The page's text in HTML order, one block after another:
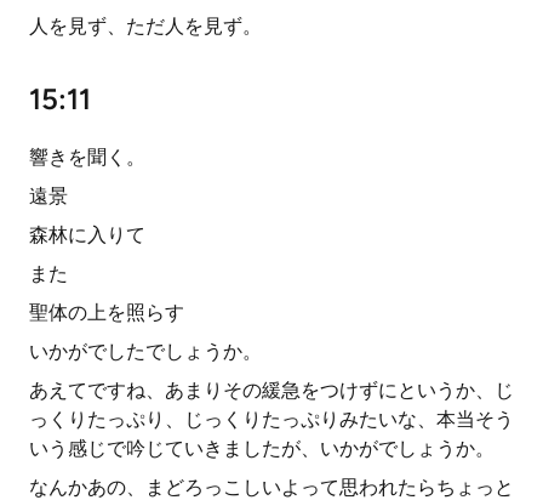
人を見ず、ただ人を見ず。
15:11
響きを聞く。
遠景
森林に入りて
また
聖体の上を照らす
いかがでしたでしょうか。
あえてですね、あまりその緩急をつけずにというか、じ
っくりたっぷり、じっくりたっぷりみたいな、本当そう
いう感じで吟じていきましたが、いかがでしょうか。
なんかあの、まどろっこしいよって思われたらちょっと